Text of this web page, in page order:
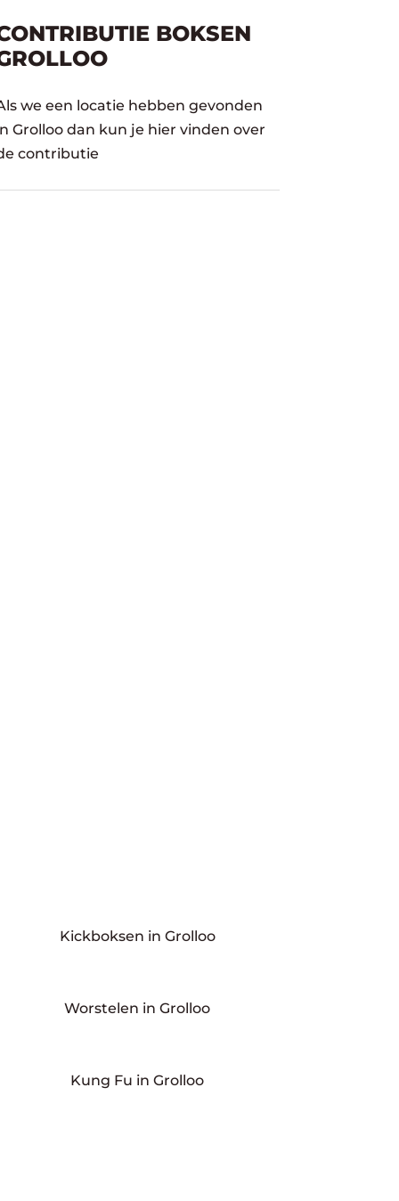
BOKSEN
we een locatie hebben gevonden
Grolloo dan kun je hier vinden over
contributie
Kickboksen in Grolloo
Worstelen in Grolloo
Kung Fu in Grolloo